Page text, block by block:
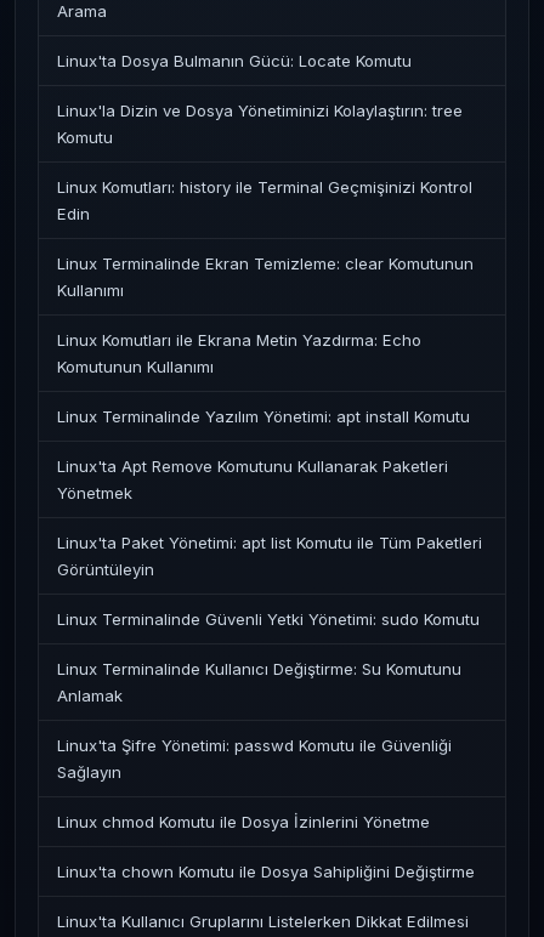
Arama
Linux'ta Dosya Bulmanın Gücü: Locate Komutu
Linux'la Dizin ve Dosya Yönetiminizi Kolaylaştırın: tree
Komutu
Linux Komutları: history ile Terminal Geçmişinizi Kontrol
Edin
Linux Terminalinde Ekran Temizleme: clear Komutunun
Kullanımı
Linux Komutları ile Ekrana Metin Yazdırma: Echo
Komutunun Kullanımı
Linux Terminalinde Yazılım Yönetimi: apt install Komutu
Linux'ta Apt Remove Komutunu Kullanarak Paketleri
Yönetmek
Linux'ta Paket Yönetimi: apt list Komutu ile Tüm Paketleri
Görüntüleyin
Linux Terminalinde Güvenli Yetki Yönetimi: sudo Komutu
Linux Terminalinde Kullanıcı Değiştirme: Su Komutunu
Anlamak
Linux'ta Şifre Yönetimi: passwd Komutu ile Güvenliği
Sağlayın
Linux chmod Komutu ile Dosya İzinlerini Yönetme
Linux'ta chown Komutu ile Dosya Sahipliğini Değiştirme
Linux'ta Kullanıcı Gruplarını Listelerken Dikkat Edilmesi